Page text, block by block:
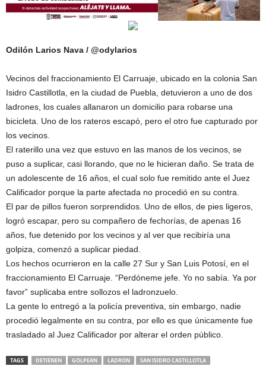
Odilón Larios Nava / @odylarios
Vecinos del fraccionamiento El Carruaje, ubicado en la colonia San
Isidro Castillotla, en la ciudad de Puebla, detuvieron a uno de dos
ladrones, los cuales allanaron un domicilio para robarse una
bicicleta. Uno de los rateros escapó, pero el otro fue capturado por
los vecinos.
El raterillo una vez que estuvo en las manos de los vecinos, se
puso a suplicar, casi llorando, que no le hicieran daño. Se trata de
un adolescente de 16 años, el cual solo fue remitido ante el Juez
Calificador porque la parte afectada no procedió en su contra.
El par de pillos fueron sorprendidos. Uno de ellos, de pies ligeros,
logró escapar, pero su compañero de fechorías, de apenas 16
años, fue detenido por los vecinos y al ver que recibiría una
golpiza, comenzó a suplicar piedad.
Los hechos ocurrieron en la calle 27 Sur y San Luis Potosí, en el
fraccionamiento El Carruaje. “Perdóneme jefe. Yo no sabía. Ya por
favor” suplicaba entre sollozos el ladronzuelo.
La gente lo entregó a la policía preventiva, sin embargo, nadie
procedió legalmente en su contra, por ello es que únicamente fue
trasladado al Juez Calificador por alterar el orden público.
TAGS DETIENEN GOLPEAN LADRON SAN ISIDRO CASTILLOTLA